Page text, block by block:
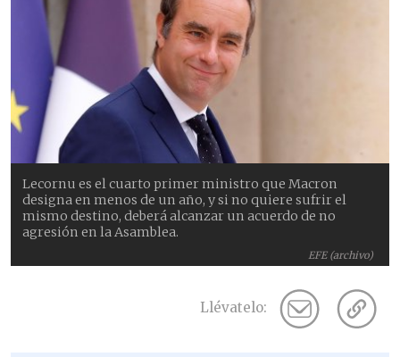
EFE (archivo)
Lecornu es el cuarto primer ministro que Macron
designa en menos de un año, y si no quiere sufrir el
mismo destino, deberá alcanzar un acuerdo de no
agresión en la Asamblea.
Llévatelo: